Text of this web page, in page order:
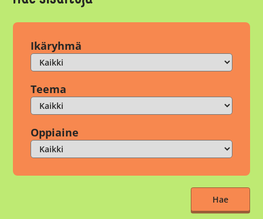
Ikäryhmä
Teema
Oppiaine
Hae